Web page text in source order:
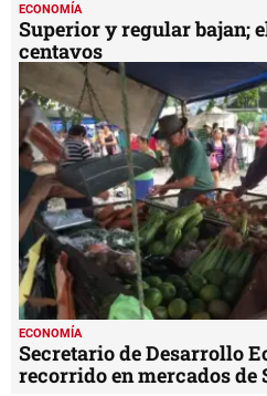
ECONOMÍA
Superior y regular bajan;
centavos
ECONOMÍA
Secretario de Desarrollo
recorrido en mercados de